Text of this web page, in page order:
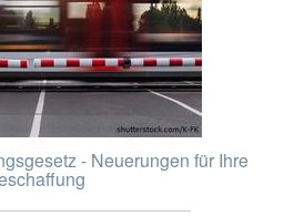
- Neuerungen für Ihre